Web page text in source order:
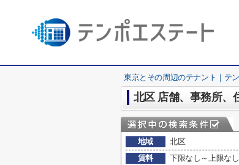
東京とその周辺のテナント｜テ
北区 店舗、事務所、
地域
北区
賃料
下限なし～上限なし